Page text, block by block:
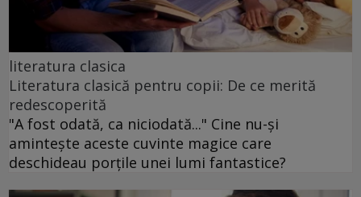
literatura clasica
Literatura clasică pentru copii: De ce merită
redescoperită
"A fost odată, ca niciodată..." Cine nu-și
amintește aceste cuvinte magice care
deschideau porțile unei lumi fantastice?